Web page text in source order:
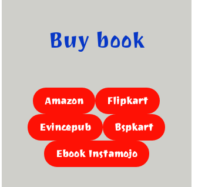
Buy book
Amazon
Flipkart
Evincepub
Bspkart
Ebook Instamojo